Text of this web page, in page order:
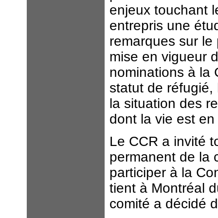
enjeux touchant
entrepris une
remarques sur
mise en vigueur
nominations à la
statut de
la situation des
dont la vie est
Le CCR a invité
permanent de la
participer à la
tient à Montréal
comité a décidé